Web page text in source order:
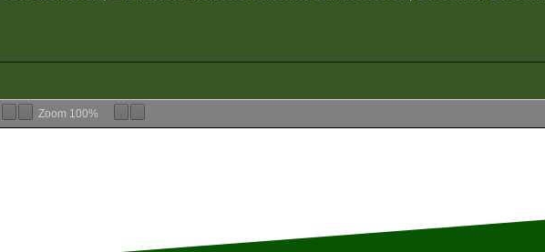
Klompenparade am Königshaus war den Klompenball im Festzelt.
olgten zahlreiche und wie ich persönlich finde zu viele und zu la
Zoom 100%